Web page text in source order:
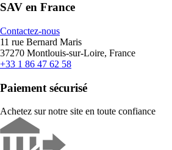
SAV en France
Contactez-nous
11 rue Bernard Maris
37270 Montlouis-sur-Loire, France
+33 1 86 47 62 58
Paiement sécurisé
Achetez sur notre site en toute confiance